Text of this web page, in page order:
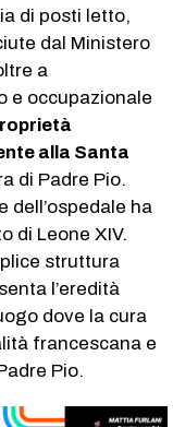
di posti letto,
dal Ministero
a
e occupazionale
alla Santa
di Padre Pio.
dell’ospedale ha
di Leone XIV.
struttura
l’eredità
dove la cura
francescana e
Pio.